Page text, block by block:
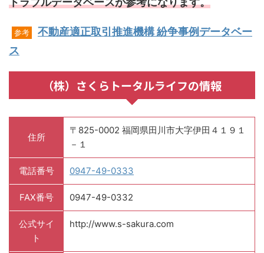
参考
不動産適正取引推進機構 紛争事例データベー
ス
（株）さくらトータルライフの情報
住所
〒825-0002 福岡県田川市大字伊田４１９１
－１
電話番号 0947-49-0333
FAX番号 0947-49-0332
公式サイ
ト
http://www.s-sakura.com